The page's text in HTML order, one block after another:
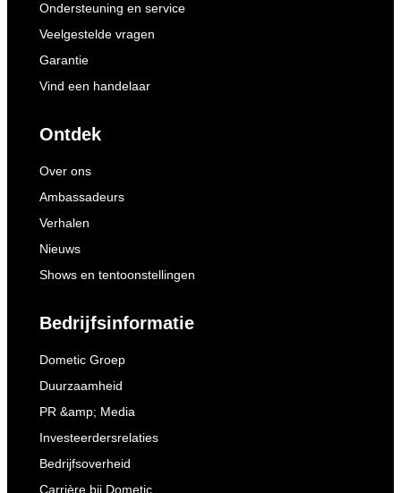
Ondersteuning en service
Veelgestelde vragen
Garantie
Vind een handelaar
Ontdek
Over ons
Ambassadeurs
Verhalen
Nieuws
Shows en tentoonstellingen
Bedrijfsinformatie
Dometic Groep
Duurzaamheid
PR &amp; Media
Investeerdersrelaties
Bedrijfsoverheid
Carrière bij Dometic